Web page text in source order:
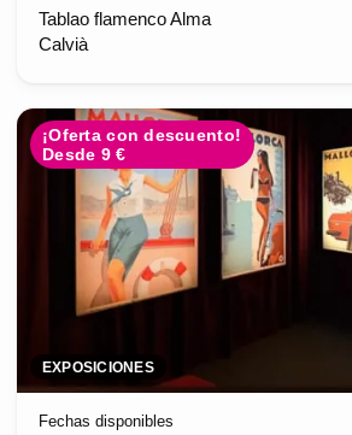
Tablao flamenco Alma
Calvià
¡Oferta con descuento!
Desde 9 €
EXPOSICIONES
Fechas disponibles